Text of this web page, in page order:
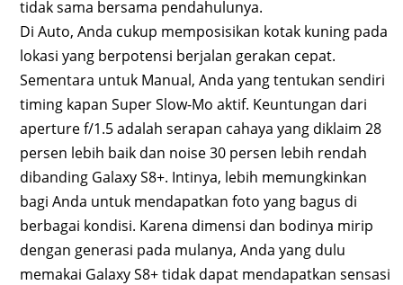
tidak sama bersama pendahulunya.
Di Auto, Anda cukup memposisikan kotak kuning pada
lokasi yang berpotensi berjalan gerakan cepat.
Sementara untuk Manual, Anda yang tentukan sendiri
timing kapan Super Slow-Mo aktif. Keuntungan dari
aperture f/1.5 adalah serapan cahaya yang diklaim 28
persen lebih baik dan noise 30 persen lebih rendah
dibanding Galaxy S8+. Intinya, lebih memungkinkan
bagi Anda untuk mendapatkan foto yang bagus di
berbagai kondisi. Karena dimensi dan bodinya mirip
dengan generasi pada mulanya, Anda yang dulu
memakai Galaxy S8+ tidak dapat mendapatkan sensasi